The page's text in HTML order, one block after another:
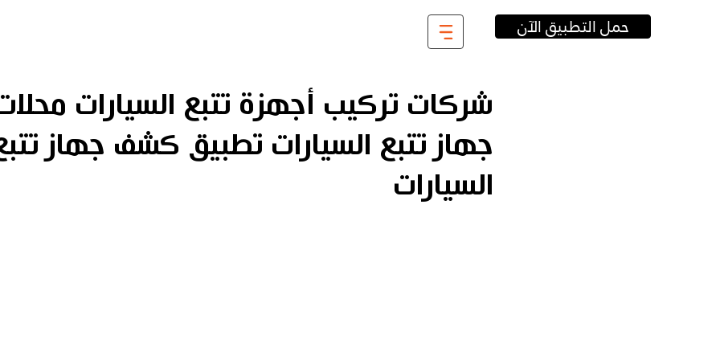
حمل التطبيق الآن
شركات تركيب أجهزة تتبع السيارات
جهاز تتبع السيارات تطبيق كشف جهاز
السيارات